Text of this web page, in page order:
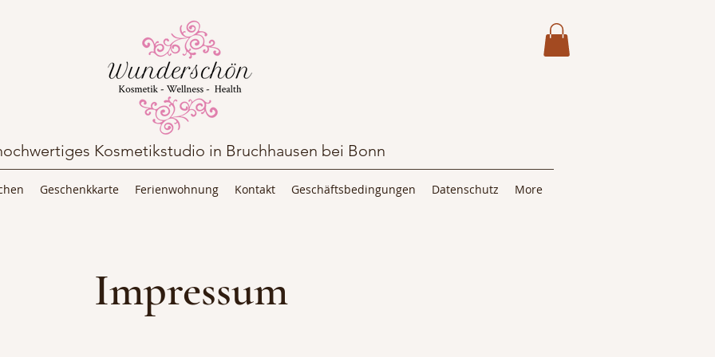
Kosmetikstudio in Bruchhausen bei Bonn
Geschenkkarte Ferienwohnung Kontakt Geschäftsbedingungen Datenschutz More
Impressum